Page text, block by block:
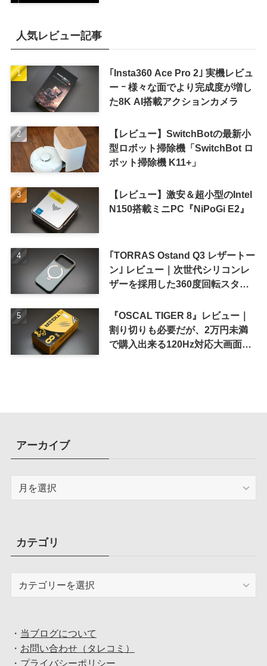
人気レビュー記事
｢Insta360 Ace Pro 2｣ 実機レビュ
ー ｰ 様々な面でより完成度が増し
た8K AI搭載アクションカメラ
【レビュー】SwitchBotの最新小
型ロボット掃除機「SwitchBot ロ
ボット掃除機 K11+」
【レビュー】激安＆超小型のIntel
N150搭載ミニPC『NiPoGi E2』
｢TORRAS Ostand Q3 レザートー
ン｣ レビュー｜次世代シリコンレ
ザーを採用した360度回転スタン
『OSCAL TIGER 8』レビュー｜
割り切りも必要だが、2万円未満
で購入出来る120Hz対応大画面ス
アーカイブ
ブカテゴリ
・ 当ブログについて
・ お問い合わせ（タレコミ）
・ プライバシーポリシー